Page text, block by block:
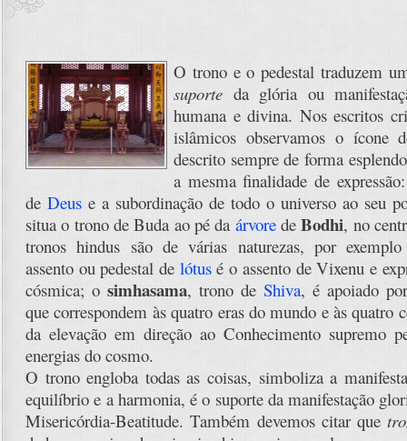
O trono e o pedestal traduzem
suporte da glória ou
humana e divina. Nos escritos
islâmicos observamos o ícone
descrito sempre de forma
a mesma finalidade de
de Deus e a subordinação de todo o universo ao seu
situa o trono de Buda ao pé da árvoredeBodhi, no
tronos hindus são de várias naturezas, por
assento ou pedestal de lótusé o assento de Vixenu e
cósmica; o simhasama, trono de Shiva, é apoiado
que correspondem às quatro eras do mundo e às quatro
da elevação em direção ao Conhecimento supremo
energias do cosmo.
O trono engloba todas as coisas, simboliza a
equilíbrio e a harmonia, é o suporte da manifestação
Misericórdia-Beatitude. Também devemos citar que